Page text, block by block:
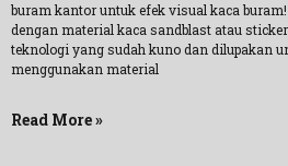
buram kantor untuk efek visual kaca
dengan material kaca sandblast atau
teknologi yang sudah kuno dan dilupakan
menggunakan material
Read More »